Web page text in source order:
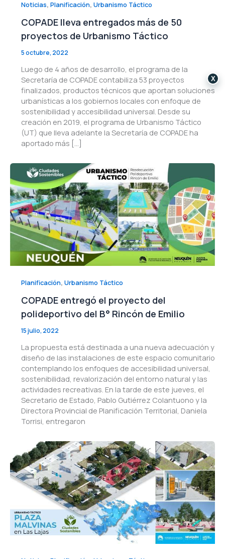
Noticias, Planificación, Urbanismo Táctico
COPADE lleva entregados más de 50
proyectos de Urbanismo Táctico
5 octubre, 2022
Luego de 4 años de desarrollo, el programa de la
Secretaría de COPADE contabiliza 53 proyectos
finalizados, productos técnicos que aportan soluciones
urbanísticas a los gobiernos locales con enfoque de
sostenibilidad y accesibilidad universal. Desde su
creación en 2019, el programa de Urbanismo Táctico
(UT) que lleva adelante la Secretaría de COPADE ha
aportado más […]
Planificación, Urbanismo Táctico
COPADE entregó el proyecto del
polideportivo del B° Rincón de Emilio
15 julio, 2022
La propuesta está destinada a una nueva adecuación y
diseño de las instalaciones de este espacio comunitario
contemplando los enfoques de accesibilidad universal,
sostenibilidad, revalorización del entorno natural y las
actividades recreativas. En la tarde de este jueves, el
Secretario de Estado, Pablo Gutiérrez Colantuono y la
Directora Provincial de Planificación Territorial, Daniela
Torrisi, entregaron
X